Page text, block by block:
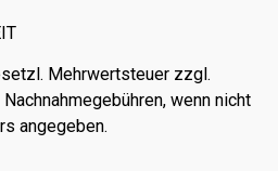
Mehrwertsteuer zzgl.
wenn nicht
angegeben.